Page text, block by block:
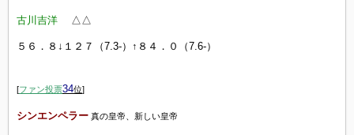
古川吉洋 △△
５６．８↓１２７（7.3-）↑８４．０（7.6-）
[ファン投票34位]
シンエンペラー 真の皇帝、新しい皇帝